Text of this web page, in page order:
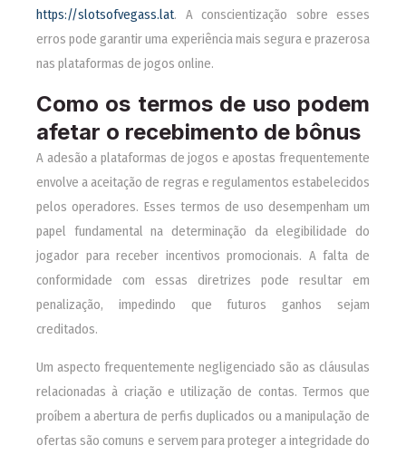
https://slotsofvegass.lat. A conscientização sobre esses
erros pode garantir uma experiência mais segura e prazerosa
nas plataformas de jogos online.
Como os termos de uso podem
afetar o recebimento de bônus
A adesão a plataformas de jogos e apostas frequentemente
envolve a aceitação de regras e regulamentos estabelecidos
pelos operadores. Esses termos de uso desempenham um
papel fundamental na determinação da elegibilidade do
jogador para receber incentivos promocionais. A falta de
conformidade com essas diretrizes pode resultar em
penalização, impedindo que futuros ganhos sejam
creditados.
Um aspecto frequentemente negligenciado são as cláusulas
relacionadas à criação e utilização de contas. Termos que
proíbem a abertura de perfis duplicados ou a manipulação de
ofertas são comuns e servem para proteger a integridade do